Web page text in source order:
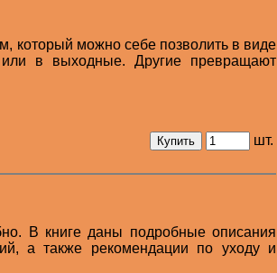
который можно себе позволить в виде
или в выходные. Другие превращают
шт.
В книге даны подробные описания
а также рекомендации по уходу и